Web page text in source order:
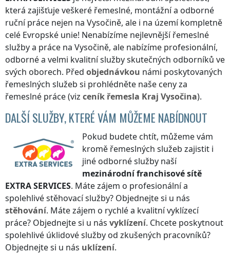
která zajišťuje veškeré řemeslné, montážní a odborné
ruční práce nejen na Vysočině, ale i na území kompletně
celé Evropské unie! Nenabízíme nejlevnější řemeslné
služby a práce na Vysočině, ale nabízíme profesionální,
odborné a velmi kvalitní služby skutečných odborníků ve
svých oborech. Před objednávkou námi poskytovaných
řemeslných služeb si prohlédněte naše ceny za
řemeslné práce (viz ceník řemesla Kraj Vysočina).
DALŠÍ SLUŽBY, KTERÉ VÁM MŮŽEME NABÍDNOUT
Pokud budete chtít, můžeme vám
kromě řemeslných služeb zajistit i
jiné odborné služby naší
mezinárodní franchisové sítě
EXTRA SERVICES. Máte zájem o profesionální a
spolehlivé stěhovací služby? Objednejte si u nás
stěhování. Máte zájem o rychlé a kvalitní vyklízecí
práce? Objednejte si u nás vyklízení. Chcete poskytnout
spolehlivé úklidové služby od zkušených pracovníků?
Objednejte si u nás uklízení.